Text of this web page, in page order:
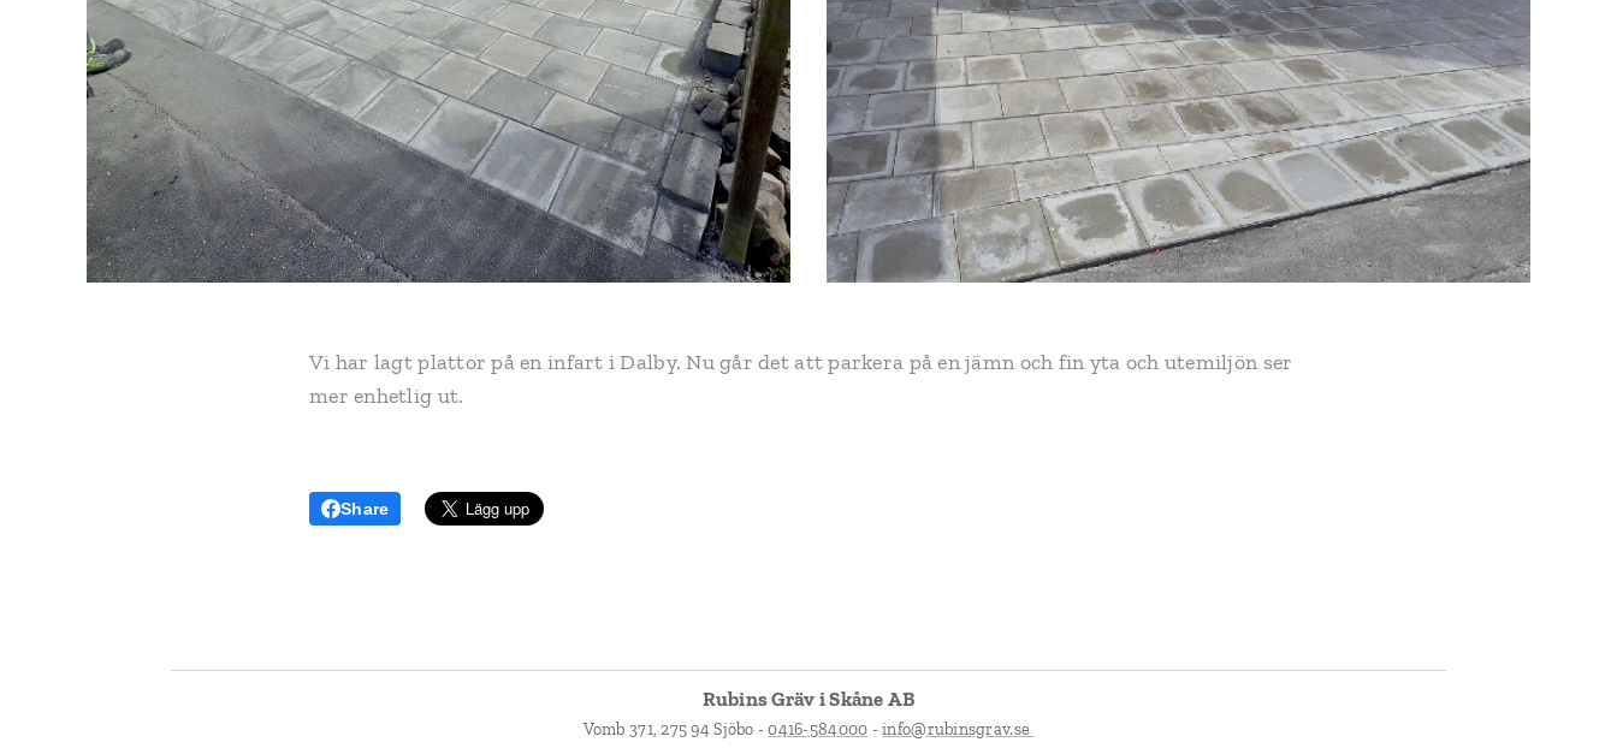
Vi har lagt plattor på en infart i Dalby. Nu går det att parkera på en jämn och fin yta och utemiljön ser
mer enhetlig ut.
Share
Rubins Gräv i Skåne AB
Vomb 371, 275 94 Sjöbo -0416-584000 -info@rubinsgrav.se